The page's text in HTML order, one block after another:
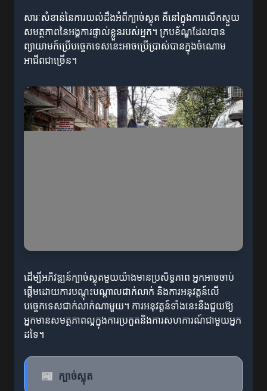
សារៈសំខាន់នៃការយល់ដឹងអំពីក្បាច់ស្លុត គឺនៅក្នុងការលើកស្ទួយ
សមត្ថភាពនៃអង្គការផ្ទាល់ខ្លួនរបស់អ្នក។ ក្របខ័ណ្ឌដែលបាន
ព្យាយាមក៍ប្រើបច្ចេកទេសនេះអាចប្រើប្រាស់បានក្នុងចំណោម
អាជីពជាច្រើន។
ដើម្បីអភិវឌ្ឍន៍ក្បាច់ស្លុតមួយយ៉ាងមានប្រសិទ្ធភាព អ្នកអាចចាប់
ផ្តើមដោយការបណ្តុះបណ្តាលជាក់លាក់ និងការអនុវត្តន៍លើ
បច្ចេកទេសជាក់លាក់ណាមួយ។ ការអនុវត្តន៍ទាំងនេះនឹងជួយឱ្យ
អ្នកមានសមត្ថភាពល្អក្នុងការប្រកួតនិងការសហការណ៍ជាមួយអ្នក
ដទៃ។
📰 ក្បាច់ស្លុត